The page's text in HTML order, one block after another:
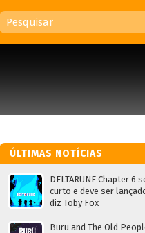
ÚLTIMAS NOTÍCIAS
DELTARUNE Chapter 6
curto e deve ser
diz Toby Fox
Buru and The Old